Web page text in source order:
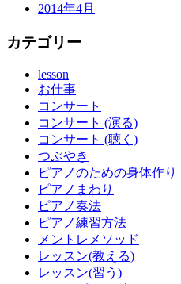
2014年4月
カテゴリー
lesson
お仕事
コンサート
コンサート (演る)
コンサート (聴く)
つぶやき
ピアノのための身体作り
ピアノまわり
ピアノ奏法
ピアノ練習方法
メントレメソッド
レッスン(教える)
レッスン(習う)